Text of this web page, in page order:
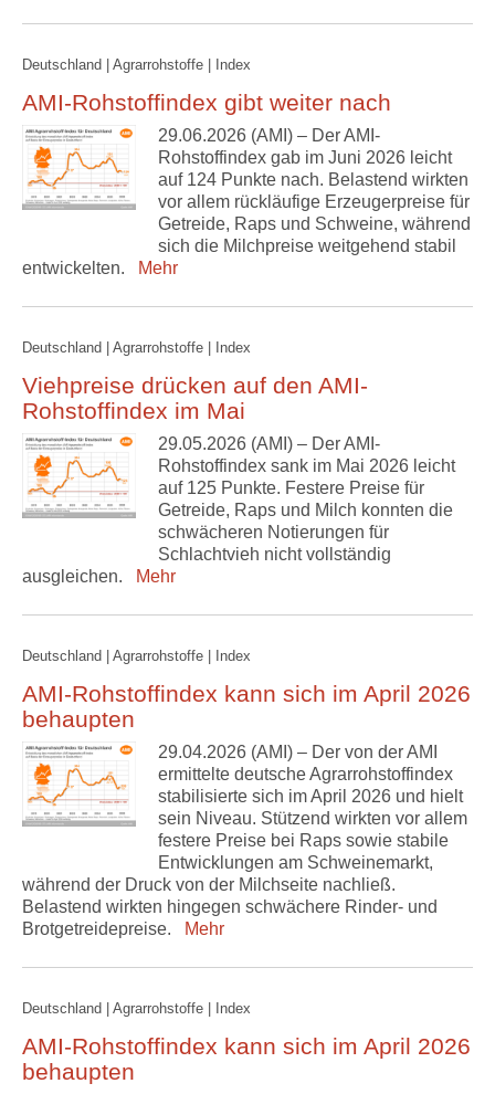
Deutschland | Agrarrohstoffe | Index
AMI-Rohstoffindex gibt weiter nach
29.06.2026 (AMI) – Der AMI-
Rohstoffindex gab im Juni 2026 leicht
auf 124 Punkte nach. Belastend wirkten
vor allem rückläufige Erzeugerpreise für
Getreide, Raps und Schweine, während
sich die Milchpreise weitgehend stabil
entwickelten.
Mehr
Deutschland | Agrarrohstoffe | Index
Viehpreise drücken auf den AMI-
Rohstoffindex im Mai
29.05.2026 (AMI) – Der AMI-
Rohstoffindex sank im Mai 2026 leicht
auf 125 Punkte. Festere Preise für
Getreide, Raps und Milch konnten die
schwächeren Notierungen für
Schlachtvieh nicht vollständig
ausgleichen.
Mehr
Deutschland | Agrarrohstoffe | Index
AMI-Rohstoffindex kann sich im April 2026
behaupten
29.04.2026 (AMI) – Der von der AMI
ermittelte deutsche Agrarrohstoffindex
stabilisierte sich im April 2026 und hielt
sein Niveau. Stützend wirkten vor allem
festere Preise bei Raps sowie stabile
Entwicklungen am Schweinemarkt,
während der Druck von der Milchseite nachließ.
Belastend wirkten hingegen schwächere Rinder- und
Brotgetreidepreise.
Mehr
Deutschland | Agrarrohstoffe | Index
AMI-Rohstoffindex kann sich im April 2026
behaupten